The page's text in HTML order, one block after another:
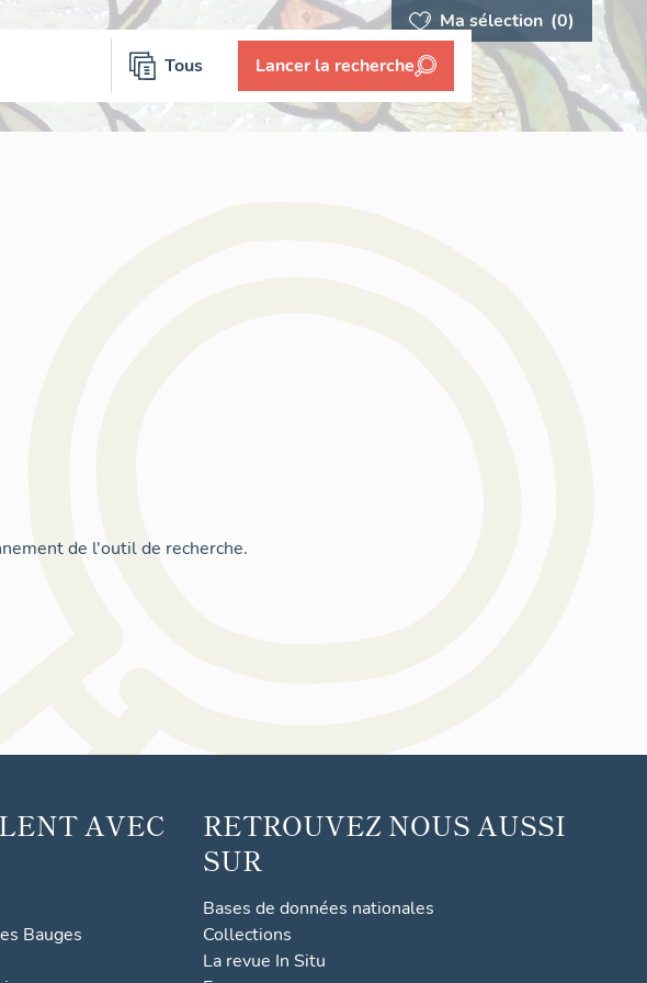
Ma sélection (0)
Tous Lancer la recherche
de l'outil de recherche.
AVEC
Bauges
RETROUVEZ NOUS AUSSI
SUR
Bases de données nationales
Collections
La revue In Situ